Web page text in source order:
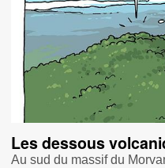
Les dessous
Au sud du massif du